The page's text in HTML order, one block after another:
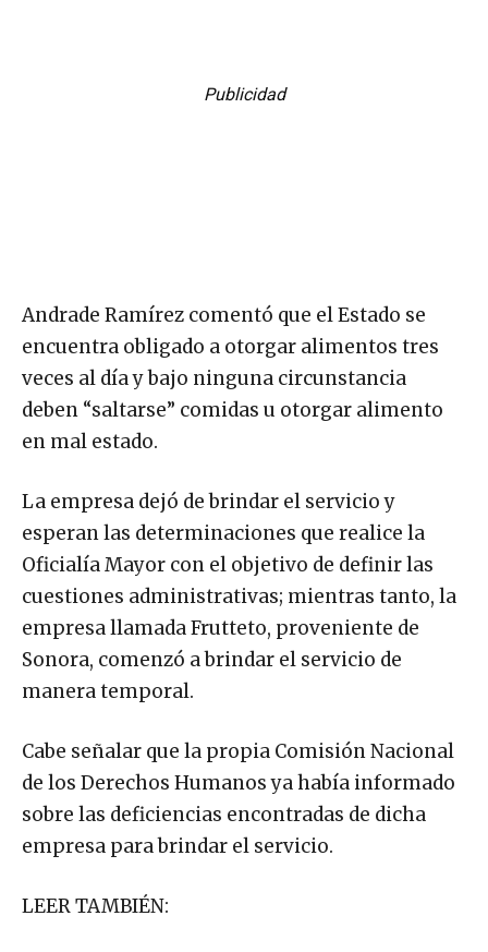
Publicidad
Andrade Ramírez comentó que el Estado se
encuentra obligado a otorgar alimentos tres
veces al día y bajo ninguna circunstancia
deben “saltarse” comidas u otorgar alimento
en mal estado.
La empresa dejó de brindar el servicio y
esperan las determinaciones que realice la
Oficialía Mayor con el objetivo de definir las
cuestiones administrativas; mientras tanto, la
empresa llamada Frutteto, proveniente de
Sonora, comenzó a brindar el servicio de
manera temporal.
Cabe señalar que la propia Comisión Nacional
de los Derechos Humanos ya había informado
sobre las deficiencias encontradas de dicha
empresa para brindar el servicio.
LEER TAMBIÉN: